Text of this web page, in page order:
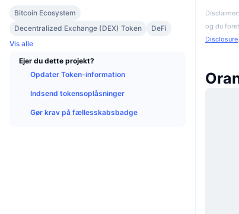
Bitcoin Ecosystem
Decentralized Exchange (DEX) Token
DeFi
Vis alle
Ejer du dette projekt?
Opdater Token-information
Indsend tokensoplåsninger
Gør krav på fællesskabsbadge
og du
Disclosure.